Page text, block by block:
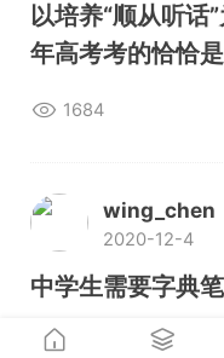
以培养“顺从听话
年高考考的恰恰
1684
wing_chen
2020-12-4
中学生需要字典
1050